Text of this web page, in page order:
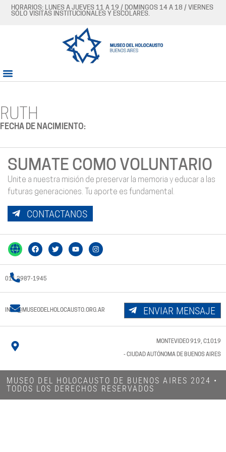
HORARIOS: LUNES A JUEVES 11 A 19 / DOMINGOS 14 A 18 / VIERNES
SÓLO VISITAS INSTITUCIONALES Y ESCOLARES.
RUTH
FECHA DE NACIMIENTO:
SUMATE COMO VOLUNTARIO
Unite a nuestra misión de preservar la memoria y educar a las
futuras generaciones. Tu aporte es fundamental.
CONTACTANOS
011 3987-1945
INFO@MUSEODELHOLOCAUSTO.ORG.AR ENVIAR MENSAJE
MONTEVIDEO 919, C1019
- CIUDAD AUTÓNOMA DE BUENOS AIRES
MUSEO DEL HOLOCAUSTO DE BUENOS AIRES 2024​ •
TODOS LOS DERECHOS RESERVADOS